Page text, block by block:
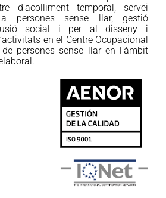
d’acolliment temporal, servei
persones sense llar, gestió
social i per al disseny i
en el Centre Ocupacional
persones sense llar en l’àmbit